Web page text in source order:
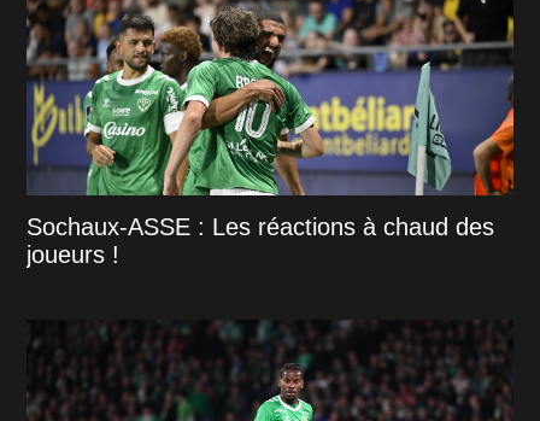
Sochaux-ASSE : Les réactions à chaud des
joueurs !